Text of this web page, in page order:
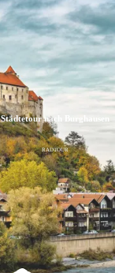
Zum
Inhalt
Zur
Suche
Zum
Footer
Städtetour nach Burghausen
RADTOUR